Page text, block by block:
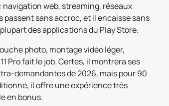
web, streaming, réseaux
sans accroc, et il encaisse sans
des applications du Play Store.
photo, montage vidéo léger,
Pro fait le job. Certes, il montrera ses
demandantes de 2026, mais pour 90
il offre une expérience très
en bonus.